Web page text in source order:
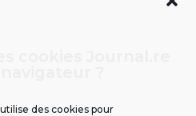
des cookies pour